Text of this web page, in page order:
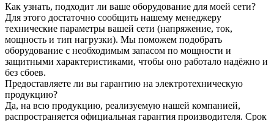
Как узнать, подходит ли ваше оборудование для моей сети?
Для этого достаточно сообщить нашему менеджеру
технические параметры вашей сети (напряжение, ток,
мощность и тип нагрузки). Мы поможем подобрать
оборудование с необходимым запасом по мощности и
защитными характеристиками, чтобы оно работало надёжно и
без сбоев.
Предоставляете ли вы гарантию на электротехническую
продукцию?
Да, на всю продукцию, реализуемую нашей компанией,
распространяется официальная гарантия производителя. Срок